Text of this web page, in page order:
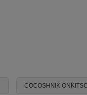
COCOSHNIK